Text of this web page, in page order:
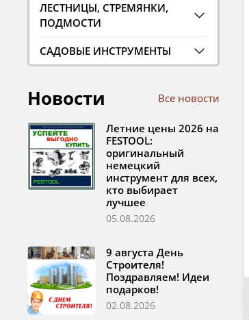
ЛЕСТНИЦЫ, СТРЕМЯНКИ,
ПОДМОСТИ
САДОВЫЕ ИНСТРУМЕНТЫ
Новости Все новости
Летние цены 2026 на
FESTOOL:
оригинальный
немецкий
инструмент для всех,
кто выбирает
лучшее
05.08.2026
9 августа День
Строителя!
Поздравляем! Идеи
подарков!
02.08.2026